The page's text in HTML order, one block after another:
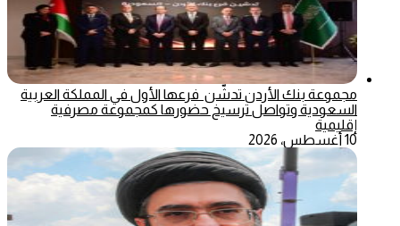
مجموعة بنك الأردن تدشّن فرعها الأول في المملكة العربية
السعودية وتواصل ترسيخ حضورها كمجموعة مصرفية
إقليمية
10 أغسطس، 2026